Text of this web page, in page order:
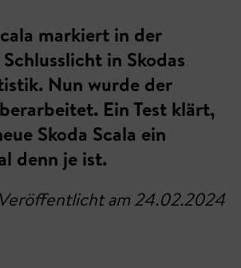
markiert in der
in Skodas
Nun wurde der
Ein Test klärt,
Skoda Scala ein
denn je ist.
Veröffentlicht am 24.02.2024